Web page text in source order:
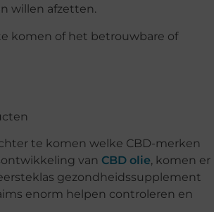
willen afzetten.
komen of het betrouwbare of
te komen welke CBD-merken
van CBD olie, komen er
gezondheidssupplement
enorm helpen controleren en